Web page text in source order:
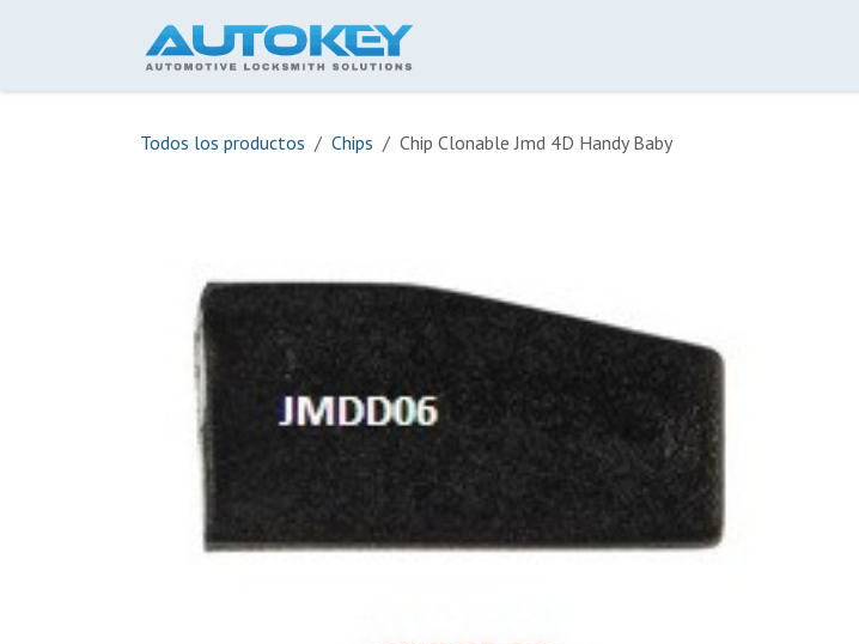
Todos los productos Chips Chip Clonable Jmd 4D Handy Baby